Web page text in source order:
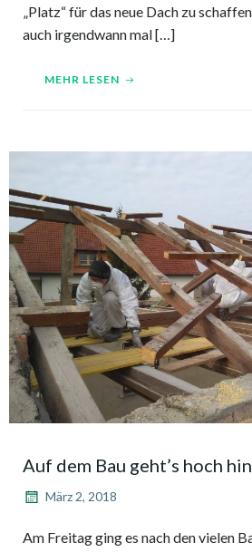
„Platz“ für das neue Dach zu
auch irgendwann mal […]
MEHR LESEN
Auf dem Bau geht’s hoch
März 2, 2018
Am Freitag ging es nach den vielen